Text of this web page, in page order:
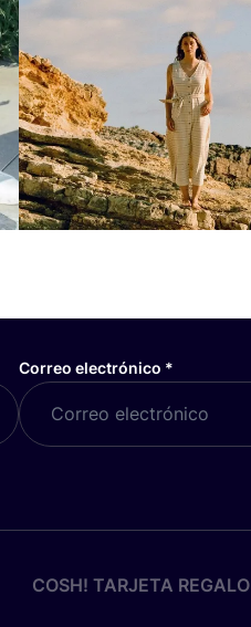
Correo electrónico *
COSH! TARJETA REGALO